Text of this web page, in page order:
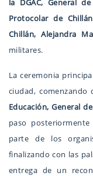
la DGAC, General
Protocolar de
Chillán, Alejandra
militares.
La ceremonia
ciudad, comenzando
Educación, General
paso
parte de los
finalizando con las
entrega de un